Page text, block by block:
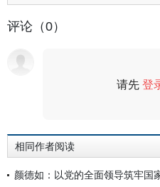
评论（0）
请先登
相同作者阅读
颜德如：以党的全面领导筑牢国